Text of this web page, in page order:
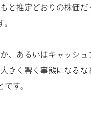
と推定どおりの株価だ
、あるいはキャッシュ
きく響く事態になるな
す。